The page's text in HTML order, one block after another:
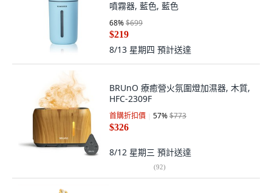
噴霧器, 藍色, 藍色
68%$699
$219
8/13 星期四 預計送達
BRUnO 療癒營火氛圍燈加濕器, 木質,
HFC-2309F
首購折扣價 57%$773
$326
8/12 星期三 預計送達
(92)